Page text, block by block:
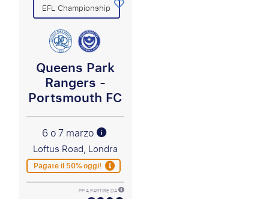
EFL Championship
Queens Park
Rangers -
Portsmouth FC
6 o 7 marzo
Loftus Road, Londra
Pagate il 50% oggi!
PP A PARTIRE DA